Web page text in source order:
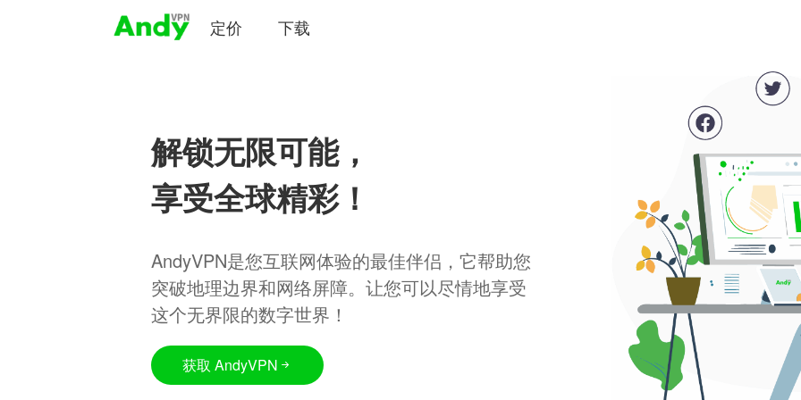
定价 下载
解锁无限可能，
享受全球精彩！
AndyVPN是您互联网体验的最佳伴侣，它帮助您
突破地理边界和网络屏障。让您可以尽情地享受
这个无界限的数字世界！
获取 AndyVPN